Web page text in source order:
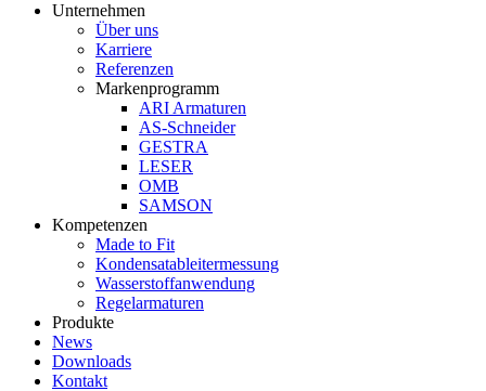
Unternehmen
Über uns
Karriere
Referenzen
Markenprogramm
ARI Armaturen
AS-Schneider
GESTRA
LESER
OMB
SAMSON
Kompetenzen
Made to Fit
Kondensat­ableiter­messung
Wasserstoff­anwendung
Regel­arma­turen
Produkte
News
Downloads
Kontakt